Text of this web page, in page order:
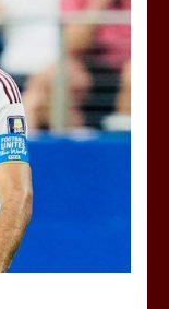
:
d’avoir une
devient un